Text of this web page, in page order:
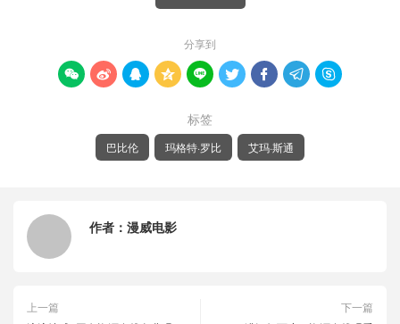
分享到
        
标签
巴比伦 玛格特·罗比 艾玛·斯通
作者： 漫威电影
上一篇
下一篇